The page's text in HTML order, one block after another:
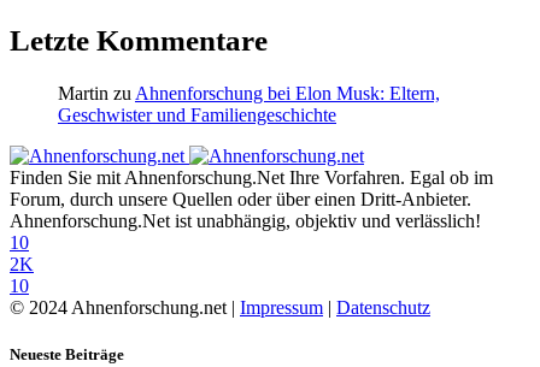
Letzte Kommentare
Martin zu Ahnenforschung bei Elon Musk: Eltern,
Geschwister und Familiengeschichte
Finden Sie mit Ahnenforschung.Net Ihre Vorfahren. Egal ob im
Forum, durch unsere Quellen oder über einen Dritt-Anbieter.
Ahnenforschung.Net ist unabhängig, objektiv und verlässlich!
10
2K
10
© 2024 Ahnenforschung.net | Impressum | Datenschutz
Neueste Beiträge